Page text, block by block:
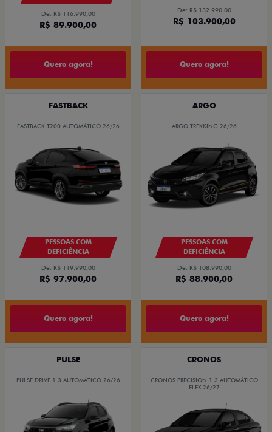
De: R$ 116.990,00
R$ 89.900,00
Quero agora!
De: R$ 132.990,00
R$ 103.900,00
Quero agora!
FASTBACK
FASTBACK T200 AUTOMÁTICO 26/26
PESSOAS COM
DEFICIÊNCIA
De: R$ 119.990,00
R$ 97.900,00
Quero agora!
ARGO
ARGO TREKKING 26/26
PESSOAS COM
DEFICIÊNCIA
De: R$ 108.990,00
R$ 88.900,00
Quero agora!
PULSE
PULSE DRIVE 1.3 AUTOMÁTICO 26/26
CRONOS
CRONOS PRECISION 1.3 AUTOMÁTICO
FLEX 26/27